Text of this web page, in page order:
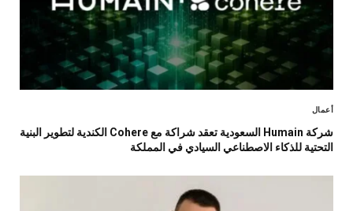
أعمال
شركة Humain السعودية تعقد شراكة مع Cohere الكندية لتطوير البنية
التحتية للذكاء الاصطناعي السيادي في المملكة